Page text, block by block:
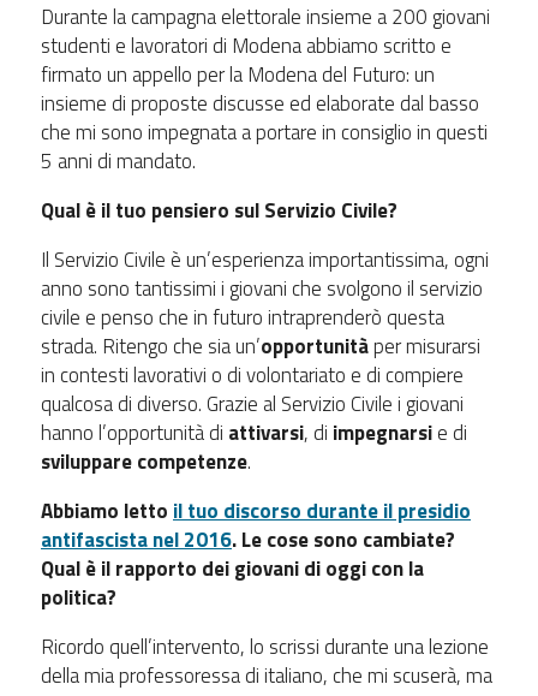
Durante la campagna elettorale insieme a 200 giovani
studenti e lavoratori di Modena abbiamo scritto e
firmato un appello per la Modena del Futuro: un
insieme di proposte discusse ed elaborate dal basso
che mi sono impegnata a portare in consiglio in questi
5 anni di mandato.
Qual è il tuo pensiero sul Servizio Civile?
Il Servizio Civile è un’esperienza importantissima, ogni
anno sono tantissimi i giovani che svolgono il servizio
civile e penso che in futuro intraprenderò questa
strada. Ritengo che sia un’opportunitàper misurarsi
in contesti lavorativi o di volontariato e di compiere
qualcosa di diverso. Grazie al Servizio Civile i giovani
hanno l’opportunità di attivarsi, di impegnarsie di
sviluppare competenze.
Abbiamo lettoil tuo discorso durante il presidio
antifascista nel 2016. Le cose sono cambiate?
Qual è il rapporto dei giovani di oggi con la
politica?
Ricordo quell’intervento, lo scrissi durante una lezione
della mia professoressa di italiano, che mi scuserà, ma